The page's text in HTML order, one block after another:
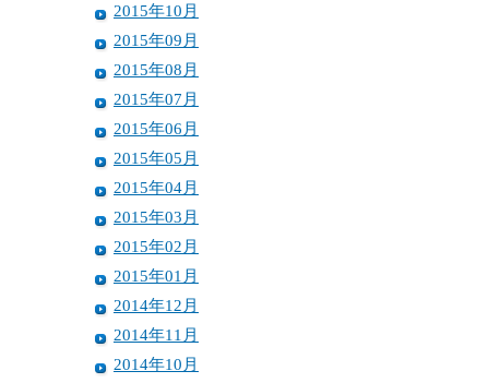
2015年10月
2015年09月
2015年08月
2015年07月
2015年06月
2015年05月
2015年04月
2015年03月
2015年02月
2015年01月
2014年12月
2014年11月
2014年10月